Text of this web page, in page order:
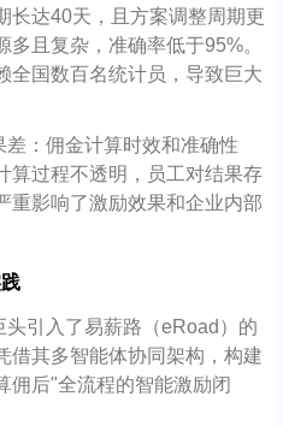
长达40天，且方案调整周期更
且复杂，准确率低于95%。
全国数百名统计员，导致巨大
差：佣金计算时效和准确性
算过程不透明，员工对结果存
重影响了激励效果和企业内部
引入了易薪路（eRoad）的
借其多智能体协同架构，构建
佣后"全流程的智能激励闭